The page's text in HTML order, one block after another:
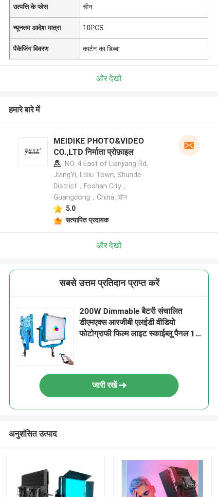
उत्पत्ति के प्लेस चीन
न्यूनतम आदेश मात्रा 10PCS
पैकेजिंग विवरण कार्टन का डिब्बा
और देखो
हमारे बारे में
MEIDIKE PHOTO&VIDEO
CO.,LTD निर्माता प्रोफ़ाइल
NO. 4 East of Lianjiang Rd,
JiangYi, Leliu Town, Shunde
District，Foshan City，
Guangdong，China ,चीन
5.0
सत्यापित प्रदायक
और देखो
सबसे उत्तम प्रतिदान प्राप्त करें
200W Dimmable बैटरी संचालित
डीएमएक्स आरजीबी एलईडी वीडियो
फोटोग्राफी फिल्म लाइट स्काईब्लू पैनल 12
जारी रखें
अनुशंसित उत्पाद